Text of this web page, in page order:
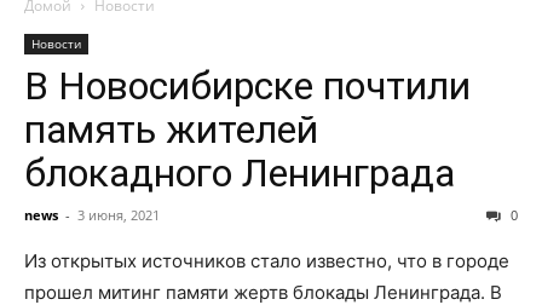
Домой Новости
Новости
В Новосибирске почтили
память жителей
блокадного Ленинграда
news - 3 июня, 2021 0
Из открытых источников стало известно, что в городе
прошел митинг памяти жертв блокады Ленинграда. В